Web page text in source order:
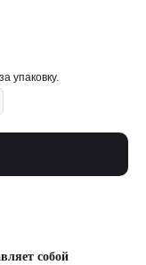
упаковку.
собой